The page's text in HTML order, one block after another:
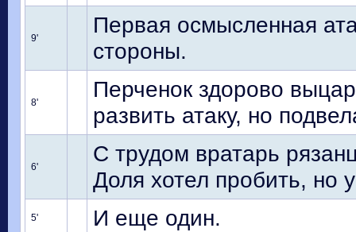
9'
Первая осмысленная
стороны.
8'
Перченок здорово
развить атаку, но
6'
С трудом вратарь
Доля хотел пробить, но
5' И еще один.